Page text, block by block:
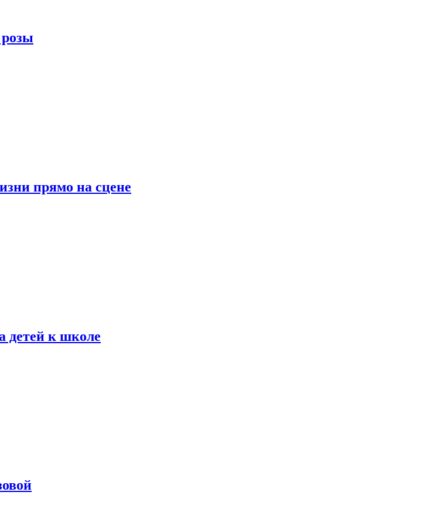
прямо на сцене
детей к школе